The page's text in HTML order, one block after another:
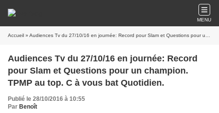
MENU
Accueil » Audiences Tv du 27/10/16 en journée: Record pour Slam et Questions pour un champion. TPMP au top. C à vous bat Quotidien.
Audiences Tv du 27/10/16 en journée: Record
pour Slam et Questions pour un champion.
TPMP au top. C à vous bat Quotidien.
Publié le 28/10/2016 à 10:55
Par Benoît